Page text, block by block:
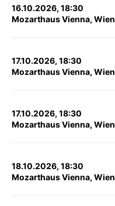
16.10.2026, 18:30
Mozarthaus Vienna, Wien
17.10.2026, 18:30
Mozarthaus Vienna, Wien
17.10.2026, 18:30
Mozarthaus Vienna, Wien
18.10.2026, 18:30
Mozarthaus Vienna, Wien